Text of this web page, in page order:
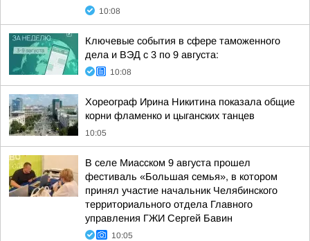
10:08
Ключевые события в сфере таможенного
дела и ВЭД с 3 по 9 августа:
10:08
Хореограф Ирина Никитина показала общие
корни фламенко и цыганских танцев
10:05
В селе Миасском 9 августа прошел
фестиваль «Большая семья», в котором
принял участие начальник Челябинского
территориального отдела Главного
управления ГЖИ Сергей Бавин
10:05